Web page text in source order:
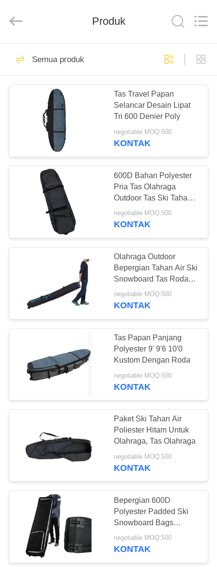
RUMAH
PRODUK
TENTANG
TUR
PABRIK
KONTROL
KUALITAS
HUBUNGI
BERITA
KASUS
SITEMAP
POLICY
EXPORT
Tas Olahraga Luar
Ruangan
326
Tas Olahraga Nilon
38
Tas Olahraga
Kustom
Tas Papan Seluncur
Ski
58
Tas Perjalanan
Papan Selancar
Produk
Semua produk
Tas Travel Papan
Selancar Desain Lipat
Tri 600 Denier Poly
negotiable MOQ:500
KONTAK
600D Bahan Polyester
Pria Tas Olahraga
Outdoor Tas Ski Tahan
negotiable MOQ:500
KONTAK
Olahraga Outdoor
Bepergian Tahan Air Ski
Snowboard Tas Roda
Roller Peralatan Tas
negotiable MOQ:500
KONTAK
Tas Papan Panjang
Polyester 9' 9'6 10'0
Kustom Dengan Roda
negotiable MOQ:500
KONTAK
Paket Ski Tahan Air
Poliester Hitam Untuk
Olahraga, Tas Olahraga
negotiable MOQ:500
KONTAK
Bepergian 600D
Polyester Padded Ski
Snowboard Bags
Dengan Roda
negotiable MOQ:500
KONTAK